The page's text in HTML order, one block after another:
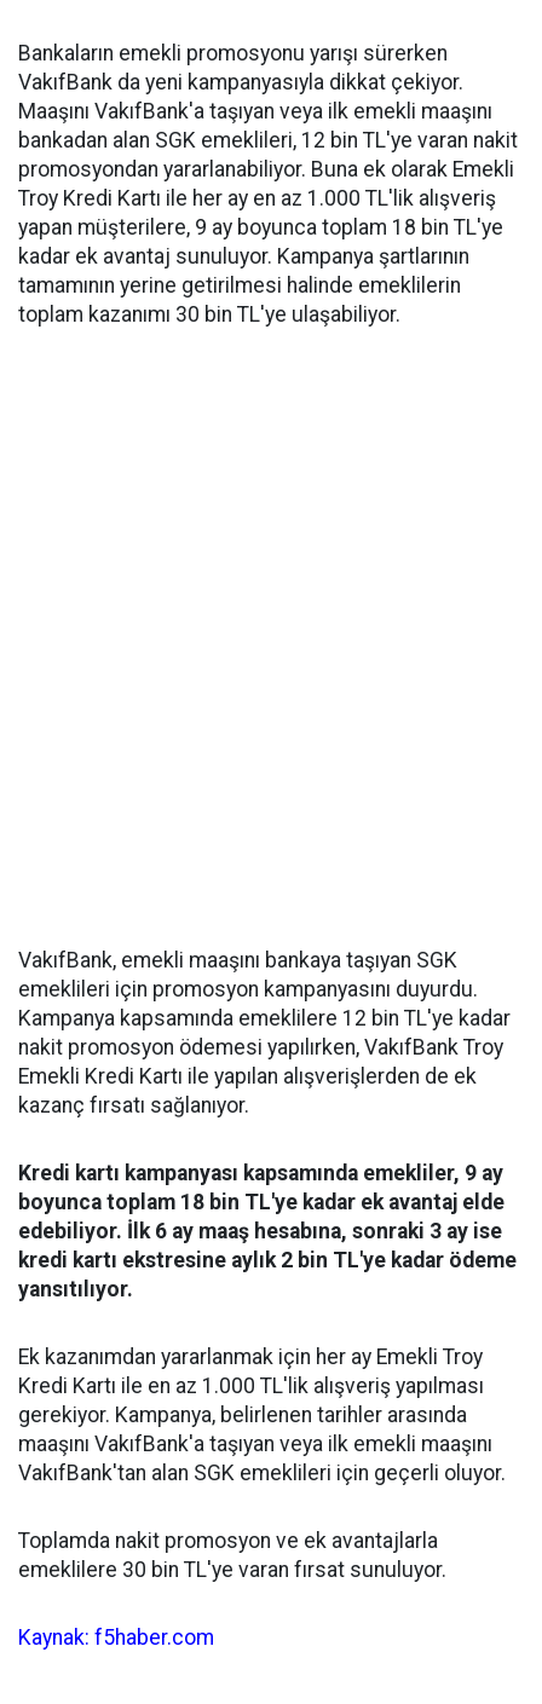
Bankaların emekli promosyonu yarışı sürerken
VakıfBank da yeni kampanyasıyla dikkat çekiyor.
Maaşını VakıfBank'a taşıyan veya ilk emekli maaşını
bankadan alan SGK emeklileri, 12 bin TL'ye varan nakit
promosyondan yararlanabiliyor. Buna ek olarak Emekli
Troy Kredi Kartı ile her ay en az 1.000 TL'lik alışveriş
yapan müşterilere, 9 ay boyunca toplam 18 bin TL'ye
kadar ek avantaj sunuluyor. Kampanya şartlarının
tamamının yerine getirilmesi halinde emeklilerin
toplam kazanımı 30 bin TL'ye ulaşabiliyor.
VakıfBank, emekli maaşını bankaya taşıyan SGK
emeklileri için promosyon kampanyasını duyurdu.
Kampanya kapsamında emeklilere 12 bin TL'ye kadar
nakit promosyon ödemesi yapılırken, VakıfBank Troy
Emekli Kredi Kartı ile yapılan alışverişlerden de ek
kazanç fırsatı sağlanıyor.
Kredi kartı kampanyası kapsamında emekliler, 9 ay
boyunca toplam 18 bin TL'ye kadar ek avantaj elde
edebiliyor. İlk 6 ay maaş hesabına, sonraki 3 ay ise
kredi kartı ekstresine aylık 2 bin TL'ye kadar ödeme
yansıtılıyor.
Ek kazanımdan yararlanmak için her ay Emekli Troy
Kredi Kartı ile en az 1.000 TL'lik alışveriş yapılması
gerekiyor. Kampanya, belirlenen tarihler arasında
maaşını VakıfBank'a taşıyan veya ilk emekli maaşını
VakıfBank'tan alan SGK emeklileri için geçerli oluyor.
Toplamda nakit promosyon ve ek avantajlarla
emeklilere 30 bin TL'ye varan fırsat sunuluyor.
Kaynak: f5haber.com